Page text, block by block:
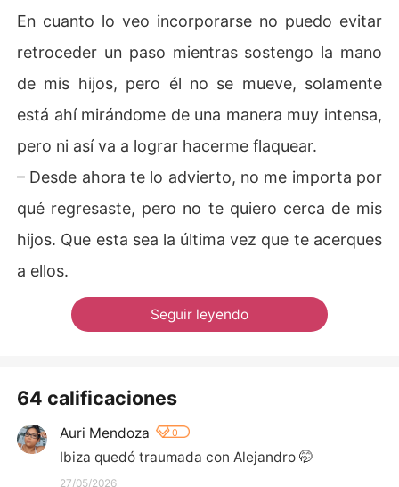
En cuanto lo veo incorporarse no puedo evitar
retroceder un paso mientras sostengo la mano
de mis hijos, pero él no se mueve, solamente
está ahí mirándome de una manera muy intensa,
pero ni así va a lograr hacerme flaquear.
– Desde ahora te lo advierto, no me importa por
qué regresaste, pero no te quiero cerca de mis
hijos. Que esta sea la última vez que te acerques
a ellos.
Seguir leyendo
64 calificaciones
Auri Mendoza 0
Ibiza quedó traumada con Alejandro 🤭
27/05/2026